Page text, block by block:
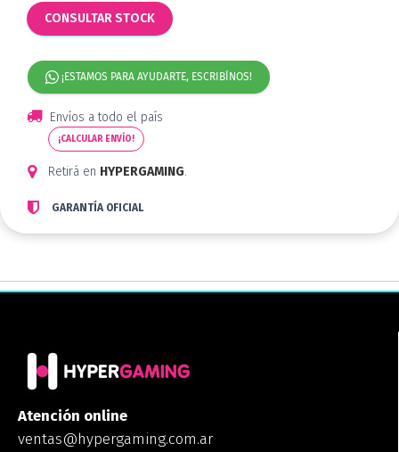
CONSULTAR STOCK
¡ESTAMOS PARA AYUDARTE, ESCRIBÍNOS!
Envíos a todo el país
¡CALCULAR ENVÍO!
Retirá en HYPERGAMING.
GARANTÍA OFICIAL
Atención online
ventas@hypergaming.com.ar